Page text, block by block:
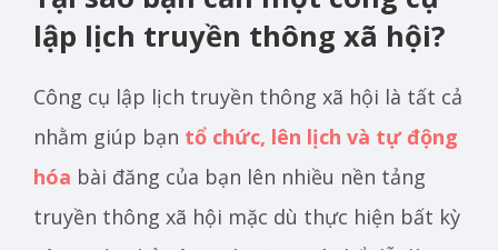
lập lịch truyền thông xã hội?
Công cụ lập lịch truyền thông xã hội là tất cả
nhằm giúp bạn tổ chức, lên lịch và tự động
hóa bài đăng của bạn lên nhiều nền tảng
truyền thông xã hội mặc dù thực hiện bất kỳ